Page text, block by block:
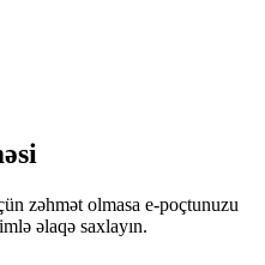
zəhmət olmasa e-poçtunuzu
əlaqə saxlayın.